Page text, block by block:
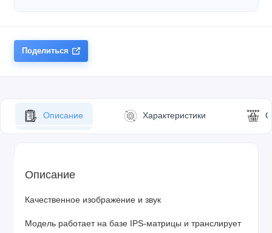
Поделиться
Описание Характеристики
Описание
Качественное изображение и звук
Модель работает на базе IPS-матрицы и транслирует